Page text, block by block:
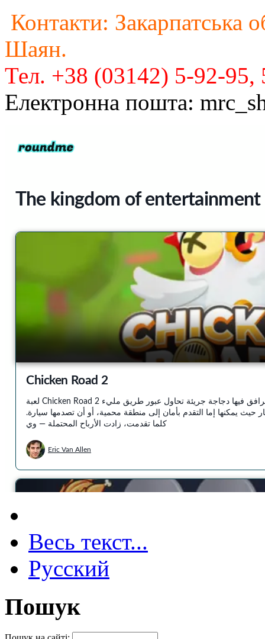
Контакти: Закарпатська
Шаян.
Тел. +38 (03142) 5-92-95,
Електронна пошта:
Весь текст...
Русский
Пошук